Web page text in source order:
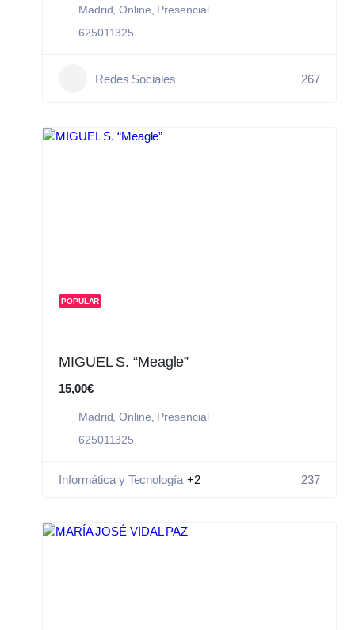
Madrid ,Online Presencial
625011325
Redes Sociales 267
POPULAR
MIGUEL S. “Meagle”
15,00€
Madrid ,Online Presencial
625011325
Informática y Tecnología +2 237